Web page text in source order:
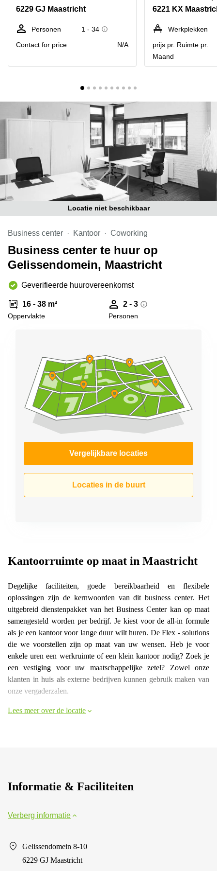
Hengelo
Hilversum
Hoofddorp
Tilburg
Westpoort
Reeuwijk
Business
Arnhem
Business
center
Hilversum
center
Den
Haag
Coworking
space
Coworking
in Arnhem
Coworking
Hilversum
Coworking
space
Zwolle
Kantoor
Hengelo
Bedrijfsruimte
Huren in
Nijmegen
6229 GJ Maastricht
Personen
1 - 34
Contact for price
N/A
6221 KX
Werkplekken
prijs pr. Ruimte pr.
Maand
Locatie niet beschikbaar
Business center Kantoor Coworking
Business center te huur op
Gelissendomein, Maastricht
Geverifieerde huurovereenkomst
16 - 38 m²
Oppervlakte
2 - 3
Personen
Vergelijkbare locaties
Locaties in de buurt
Kantoorruimte op maat in Maastricht
Degelijke faciliteiten, goede bereikbaarheid en flexibele
oplossingen zijn de kernwoorden van dit business center. Het
uitgebreid dienstenpakket van het Business Center kan op maat
samengesteld worden per bedrijf. Je kiest voor de all-in formule
als je een kantoor voor lange duur wilt huren. De Flex - solutions
die we voorstellen zijn op maat van uw wensen. Heb je voor
enkele uren een werkruimte of een klein kantoor nodig? Zoek je
een vestiging voor uw maatschappelijke zetel? Zowel onze
klanten in huis als externe bedrijven kunnen gebruik maken van
onze vergaderzalen.
Lees meer over de locatie
Informatie & Faciliteiten
Verberg informatie
Gelissendomein 8-10
6229 GJ Maastricht